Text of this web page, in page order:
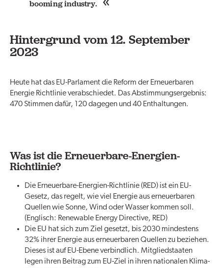
booming industry.
Hintergrund vom 12. September
2023
Heute hat das EU-Parlament die Reform der Erneuerbaren
Energie Richtlinie verabschiedet. Das Abstimmungsergebnis:
470 Stimmen dafür, 120 dagegen und 40 Enthaltungen.
Was ist die Erneuerbare-Energien-
Richtlinie?
Die Erneuerbare-Energien-Richtlinie (RED) ist ein EU-
Gesetz, das regelt, wie viel Energie aus erneuerbaren
Quellen wie Sonne, Wind oder Wasser kommen soll.
(Englisch: Renewable Energy Directive, RED)
Die EU hat sich zum Ziel gesetzt, bis 2030 mindestens
32% ihrer Energie aus erneuerbaren Quellen zu beziehen.
Dieses ist auf EU-Ebene verbindlich. Mitgliedstaaten
legen ihren Beitrag zum EU-Ziel in ihren nationalen Klima-